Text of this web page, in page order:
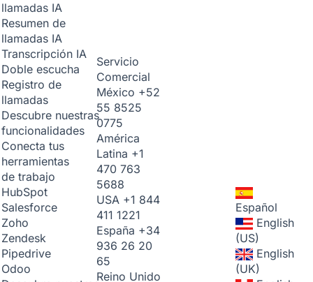
llamadas IA
Resumen de
llamadas IA
Transcripción IA
Doble escucha
Registro de
llamadas
Descubre nuestras
funcionalidades
Conecta tus
herramientas
de trabajo
HubSpot
Salesforce
Zoho
Zendesk
Pipedrive
Odoo
Servicio
Comercial
México +52
55 8525
0775
América
Latina +1
470 763
5688
USA +1 844
411 1221
España +34
936 26 20
65
Reino Unido
Español
English
(US)
English
(UK)